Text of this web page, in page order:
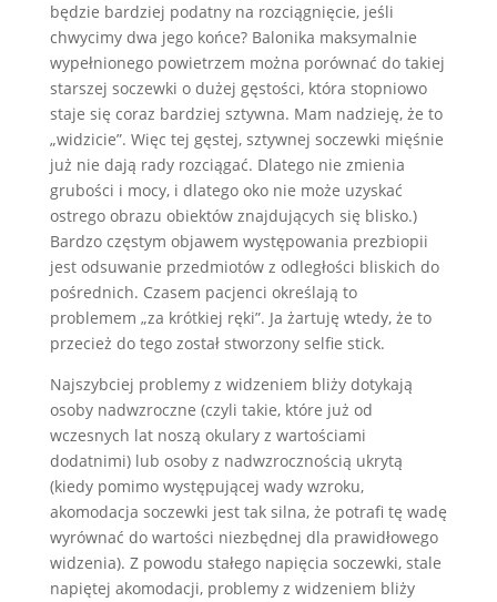
będzie bardziej podatny na rozciągnięcie, jeśli
chwycimy dwa jego końce? Balonika maksymalnie
wypełnionego powietrzem można porównać do takiej
starszej soczewki o dużej gęstości, która stopniowo
staje się coraz bardziej sztywna. Mam nadzieję, że to
„widzicie”. Więc tej gęstej, sztywnej soczewki mięśnie
już nie dają rady rozciągać. Dlatego nie zmienia
grubości i mocy, i dlatego oko nie może uzyskać
ostrego obrazu obiektów znajdujących się blisko.)
Bardzo częstym objawem występowania prezbiopii
jest odsuwanie przedmiotów z odległości bliskich do
pośrednich. Czasem pacjenci określają to
problemem „za krótkiej ręki”. Ja żartuję wtedy, że to
przecież do tego został stworzony selfie stick.
Najszybciej problemy z widzeniem bliży dotykają
osoby nadwzroczne (czyli takie, które już od
wczesnych lat noszą okulary z wartościami
dodatnimi) lub osoby z nadwzrocznością ukrytą
(kiedy pomimo występującej wady wzroku,
akomodacja soczewki jest tak silna, że potrafi tę wadę
wyrównać do wartości niezbędnej dla prawidłowego
widzenia). Z powodu stałego napięcia soczewki, stale
napiętej akomodacji, problemy z widzeniem bliży